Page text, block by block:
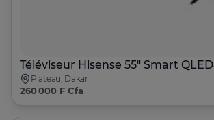
Téléviseur Hisense 55" Smart QLED
Plateau, Dakar
260 000 F Cfa